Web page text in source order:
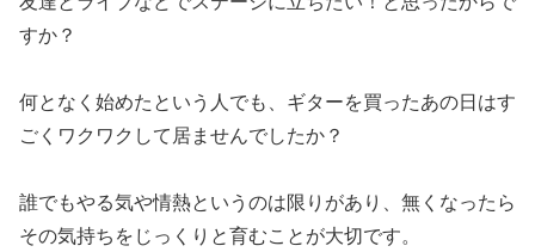
すか？
何となく始めたという人でも、ギターを買ったあの日はす
ごくワクワクして居ませんでしたか？
誰でもやる気や情熱というのは限りがあり、無くなったら
その気持ちをじっくりと育むことが大切です。